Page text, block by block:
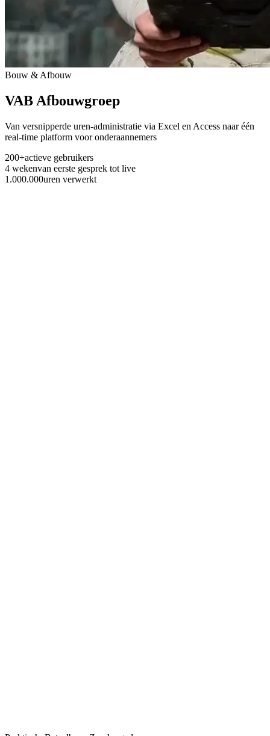
Bouw & Afbouw
VAB Afbouwgroep
Van versnipperde uren-administratie via Excel en Access naar één
real-time platform voor onderaannemers
200+actieve gebruikers
4 wekenvan eerste gesprek tot live
1.000.000uren verwerkt